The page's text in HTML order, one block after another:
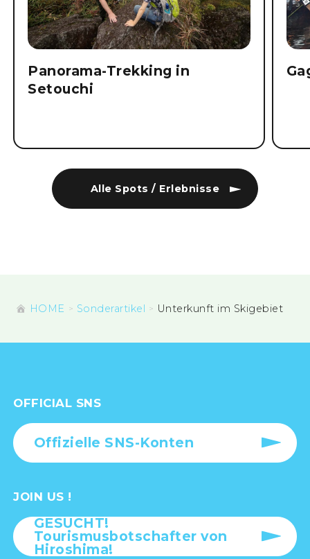
Alle Spots / Erlebnisse
Panorama-Trekking in
Setouchi
HOME Sonderartikel Unterkunft im Skigebiet
OFFICIAL SNS
Offizielle SNS-Konten
JOIN US !
GESUCHT!
Tourismusbotschafter von
Hiroshima!